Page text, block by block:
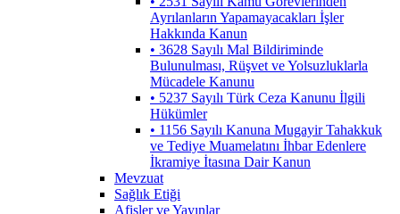
Ayrılanların Yapamayacakları İşler
Hakkında Kanun
• 3628 Sayılı Mal Bildiriminde
Bulunulması, Rüşvet ve Yolsuzluklarla
Mücadele Kanunu
• 5237 Sayılı Türk Ceza Kanunu İlgili
Hükümler
• 1156 Sayılı Kanuna Mugayir Tahakkuk
ve Tediye Muamelatını İhbar Edenlere
İkramiye İtasına Dair Kanun
Mevzuat
Sağlık Etiği
Afişler ve Yayınlar